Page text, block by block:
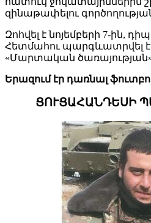
զինաթափելու
Զոհվել է նոյեմբերի 7-ին,
Հետմահու պարգևատրվել է
«Մարտական ծառայության»
Երազում էր դառնալ
ՑՈՒՑԱՀԱՆԴԵՍԻ